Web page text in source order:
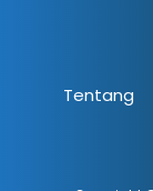
Tentang